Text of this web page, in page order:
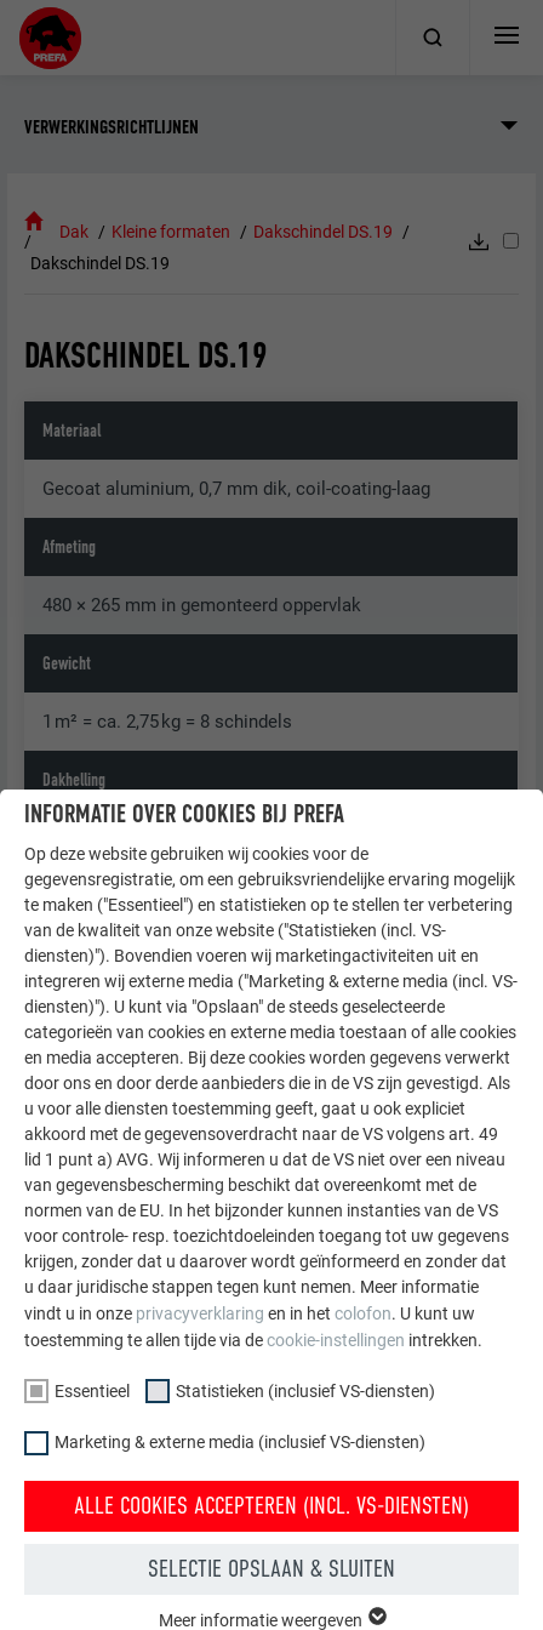
VERWERKINGSRICHTLIJNEN
Dak Kleine formaten
Dakschindel DS.19
Dakschindel DS.19
DAKSCHINDEL DS.19
Materiaal
Gecoat aluminium, 0,7 mm dik, coil-coating-laag
Afmeting
480 × 265 mm in gemonteerd oppervlak
Gewicht
1 m² = ca. 2,75 kg = 8 schindels
Dakhelling
Onderconstructie en scheidingslaag
Zie hoofdstuk 'Algemene informatie', tot een dakhelling
van 25° is een bitumineuze scheidingslaag noodzakelijk.
Basisbevestiging
Indirect, 1 st. gepatenteerde klangen en
ribnagel/dakschindel DS.19 = 8 gepatenteerde klangen
en ribnagels/m²
INFORMATIE OVER COOKIES BIJ PREFA
Op deze website gebruiken wij cookies voor de
gegevensregistratie, om een gebruiksvriendelijke ervaring mogelijk
te maken ("Essentieel") en statistieken op te stellen ter verbetering
van de kwaliteit van onze website ("Statistieken (incl. VS-
diensten)"). Bovendien voeren wij marketingactiviteiten uit en
integreren wij externe media ("Marketing & externe media (incl. VS-
diensten)"). U kunt via "Opslaan" de steeds geselecteerde
categorieën van cookies en externe media toestaan of alle cookies
en media accepteren. Bij deze cookies worden gegevens verwerkt
door ons en door derde aanbieders die in de VS zijn gevestigd. Als
u voor alle diensten toestemming geeft, gaat u ook expliciet
akkoord met de gegevensoverdracht naar de VS volgens art. 49
lid 1 punt a) AVG. Wij informeren u dat de VS niet over een niveau
van gegevensbescherming beschikt dat overeenkomt met de
normen van de EU. In het bijzonder kunnen instanties van de VS
voor controle- resp. toezichtdoeleinden toegang tot uw gegevens
krijgen, zonder dat u daarover wordt geïnformeerd en zonder dat
u daar juridische stappen tegen kunt nemen. Meer informatie
vindt u in onze privacyverklaring en in het colofon. U kunt uw
toestemming te allen tijde via decookie-instellingen intrekken.
Essentieel Statistieken (inclusief VS-diensten)
Marketing & externe media (inclusief VS-diensten)
ALLE COOKIES ACCEPTEREN (INCL. VS-DIENSTEN)
SELECTIE OPSLAAN & SLUITEN
Meer informatie weergeven